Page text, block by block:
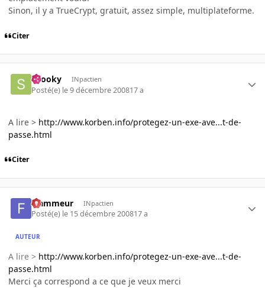
Sinon, il y a TrueCrypt, gratuit, assez simple, multiplateforme.
Citer
snooky INpactien
Posté(e) le 9 décembre 200817 a
A lire > http://www.korben.info/protegez-un-exe-ave...t-de-
passe.html
Citer
Flammeur INpactien
Posté(e) le 15 décembre 200817 a
AUTEUR
A lire > http://www.korben.info/protegez-un-exe-ave...t-de-
passe.html
Merci ça correspond a ce que je veux merci